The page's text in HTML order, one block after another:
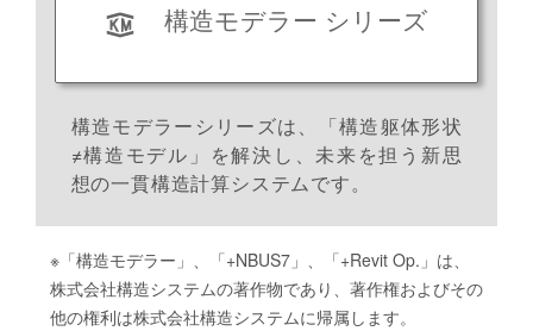
構造モデラー シリーズ
構造モデラーシリーズは、「構造躯体形状
≠構造モデル」を解決し、未来を担う新思
想の一貫構造計算システムです。
※「構造モデラー」、「+NBUS7」、「+Revit Op.」は、
株式会社構造システムの著作物であり、著作権およびその
他の権利は株式会社構造システムに帰属します。